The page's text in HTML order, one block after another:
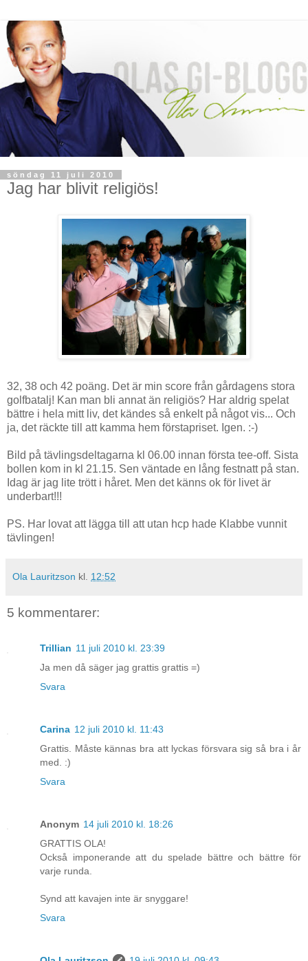
söndag 11 juli 2010
Jag har blivit religiös!
32, 38 och 42 poäng. Det är min score från gårdagens stora
golfbatalj! Kan man bli annat än religiös? Har aldrig spelat
bättre i hela mitt liv, det kändes så enkelt på något vis... Och
ja, det räckte till att kamma hem förstapriset. Igen. :-)
Bild på tävlingsdeltagarna kl 06.00 innan första tee-off. Sista
bollen kom in kl 21.15. Sen väntade en lång festnatt på stan.
Idag är jag lite trött i håret. Men det känns ok för livet är
underbart!!!
PS. Har lovat att lägga till att utan hcp hade Klabbe vunnit
tävlingen!
Ola Lauritzson kl. 12:52
5 kommentarer:
Trillian 11 juli 2010 kl. 23:39
Ja men då säger jag grattis grattis =)
Svara
Carina 12 juli 2010 kl. 11:43
Grattis. Måste kännas bra att lyckas försvara sig så bra i år
med. :)
Svara
Anonym 14 juli 2010 kl. 18:26
GRATTIS OLA!
Också imponerande att du spelade bättre och bättre för
varje runda.
Synd att kavajen inte är snyggare!
Svara